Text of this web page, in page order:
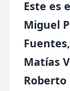
Este es
Miguel
Matías
Roberto